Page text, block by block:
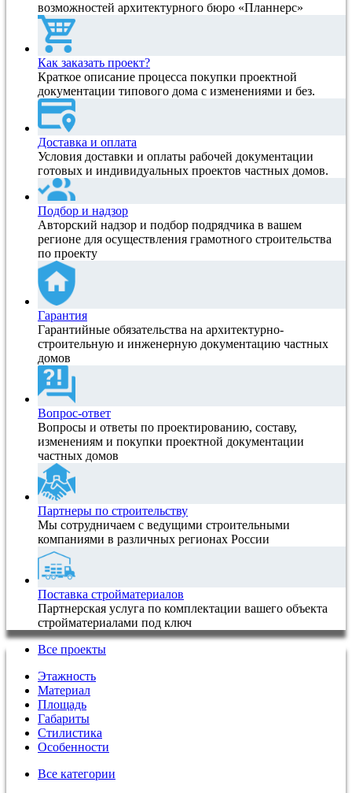
возможностей архитектурного бюро «Планнерс»
Как заказать проект?
Краткое описание процесса покупки проектной
документации типового дома с изменениями и без.
Доставка и оплата
Условия доставки и оплаты рабочей документации
готовых и индивидуальных проектов частных домов.
Подбор и надзор
Авторский надзор и подбор подрядчика в вашем
регионе для осуществления грамотного строительства
по проекту
Гарантия
Гарантийные обязательства на архитектурно-
строительную и инженерную документацию частных
домов
Вопрос-ответ
Вопросы и ответы по проектированию, составу,
изменениям и покупки проектной документации
частных домов
Партнеры по строительству
Мы сотрудничаем с ведущими строительными
компаниями в различных регионах России
Поставка стройматериалов
Партнерская услуга по комплектации вашего объекта
стройматериалами под ключ
Все проекты
Этажность
Материал
Площадь
Габариты
Стилистика
Особенности
Все категории